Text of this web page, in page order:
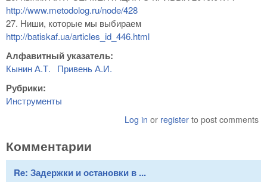
http://www.metodolog.ru/node/428
27. Ниши, которые мы выбираем
http://batiskaf.ua/articles_id_446.html
Алфавитный указатель:
Кынин А.Т. Привень А.И.
Рубрики:
Инструменты
Log in or register to post comments
Комментарии
Re: Задержки и остановки в ...